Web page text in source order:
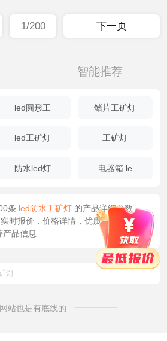
1/200 下一页
智能推荐
led圆形工 鳍片工矿灯
led工矿灯 工矿灯
防水led灯 电器箱 le
条 led防水工矿灯的产品详细参数，
时报价，价格详情，优质批发货源/供
产品信息
灯
网站也是有底线的